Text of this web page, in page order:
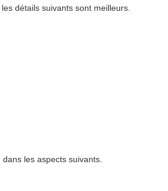
détails suivants sont meilleurs.
les aspects suivants.